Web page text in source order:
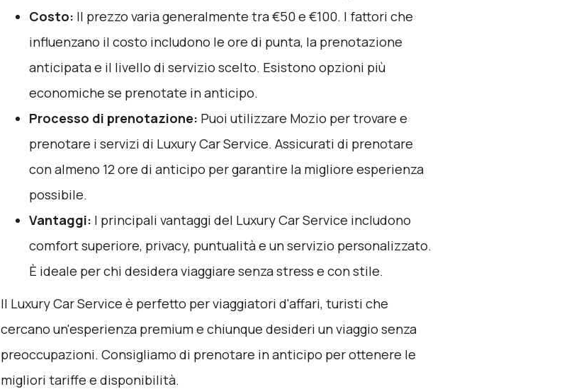
Costo: Il prezzo varia generalmente tra €50 e €100. I fattori che
influenzano il costo includono le ore di punta, la prenotazione
anticipata e il livello di servizio scelto. Esistono opzioni più
economiche se prenotate in anticipo.
Processo di prenotazione: Puoi utilizzare Mozio per trovare e
prenotare i servizi di Luxury Car Service. Assicurati di prenotare
con almeno 12 ore di anticipo per garantire la migliore esperienza
possibile.
Vantaggi: I principali vantaggi del Luxury Car Service includono
comfort superiore, privacy, puntualità e un servizio personalizzato.
È ideale per chi desidera viaggiare senza stress e con stile.
Il Luxury Car Service è perfetto per viaggiatori d'affari, turisti che
cercano un'esperienza premium e chiunque desideri un viaggio senza
preoccupazioni. Consigliamo di prenotare in anticipo per ottenere le
migliori tariffe e disponibilità.